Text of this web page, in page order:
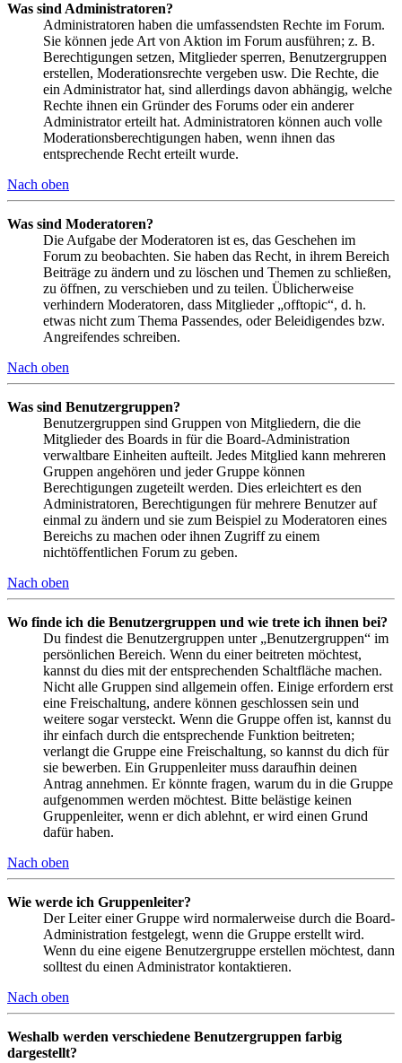
Was sind Administratoren?
Administratoren haben die umfassendsten Rechte im Forum.
Sie können jede Art von Aktion im Forum ausführen; z. B.
Berechtigungen setzen, Mitglieder sperren, Benutzergruppen
erstellen, Moderationsrechte vergeben usw. Die Rechte, die
ein Administrator hat, sind allerdings davon abhängig, welche
Rechte ihnen ein Gründer des Forums oder ein anderer
Administrator erteilt hat. Administratoren können auch volle
Moderationsberechtigungen haben, wenn ihnen das
entsprechende Recht erteilt wurde.
Nach oben
Was sind Moderatoren?
Die Aufgabe der Moderatoren ist es, das Geschehen im
Forum zu beobachten. Sie haben das Recht, in ihrem Bereich
Beiträge zu ändern und zu löschen und Themen zu schließen,
zu öffnen, zu verschieben und zu teilen. Üblicherweise
verhindern Moderatoren, dass Mitglieder „offtopic“, d. h.
etwas nicht zum Thema Passendes, oder Beleidigendes bzw.
Angreifendes schreiben.
Nach oben
Was sind Benutzergruppen?
Benutzergruppen sind Gruppen von Mitgliedern, die die
Mitglieder des Boards in für die Board-Administration
verwaltbare Einheiten aufteilt. Jedes Mitglied kann mehreren
Gruppen angehören und jeder Gruppe können
Berechtigungen zugeteilt werden. Dies erleichtert es den
Administratoren, Berechtigungen für mehrere Benutzer auf
einmal zu ändern und sie zum Beispiel zu Moderatoren eines
Bereichs zu machen oder ihnen Zugriff zu einem
nichtöffentlichen Forum zu geben.
Nach oben
Wo finde ich die Benutzergruppen und wie trete ich ihnen bei?
Du findest die Benutzergruppen unter „Benutzergruppen“ im
persönlichen Bereich. Wenn du einer beitreten möchtest,
kannst du dies mit der entsprechenden Schaltfläche machen.
Nicht alle Gruppen sind allgemein offen. Einige erfordern erst
eine Freischaltung, andere können geschlossen sein und
weitere sogar versteckt. Wenn die Gruppe offen ist, kannst du
ihr einfach durch die entsprechende Funktion beitreten;
verlangt die Gruppe eine Freischaltung, so kannst du dich für
sie bewerben. Ein Gruppenleiter muss daraufhin deinen
Antrag annehmen. Er könnte fragen, warum du in die Gruppe
aufgenommen werden möchtest. Bitte belästige keinen
Gruppenleiter, wenn er dich ablehnt, er wird einen Grund
dafür haben.
Nach oben
Wie werde ich Gruppenleiter?
Der Leiter einer Gruppe wird normalerweise durch die Board-
Administration festgelegt, wenn die Gruppe erstellt wird.
Wenn du eine eigene Benutzergruppe erstellen möchtest, dann
solltest du einen Administrator kontaktieren.
Nach oben
Weshalb werden verschiedene Benutzergruppen farbig
dargestellt?